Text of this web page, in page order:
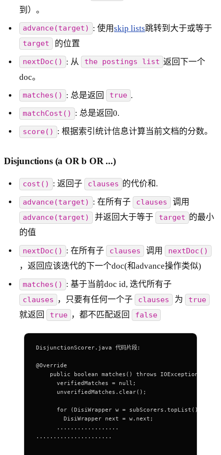
到）。
advance(target) : 使用skip lists跳转到大于或等于
target 的位置
nextDoc() : 从 the postings list 返回下一个
doc。
matches() : 总是返回 true .
matchCost() : 总是返回0.
score() : 根据索引统计信息计算当前文档的分数。
Disjunctions (a OR b OR ...)
cost() : 返回子 clauses 的代价和.
advance(target) : 在所有子 clauses 调用
advance(target) 并返回大于等于 target 的最小
的值
nextDoc() : 在所有子 clauses 调用 nextDoc()
，返回应该迭代的下一个doc(和advance操作类似)
matches() : 基于当前doc id, 迭代所有子
clauses ，只要有任何一个子 clauses 为 true
就返回 true ，都不匹配返回 false
DisjunctionScorer.java 代码片段:
@Override
    public boolean matches() throws IOException {
      verifiedMatches = null;
      unverifiedMatches.clear();
for (DisiWrapper w = subScorers.topList(); w !=
        DisiWrapper next = w.next;
      ..................
......................